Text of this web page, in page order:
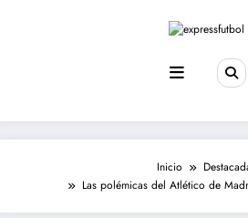
Inicio
Las polémicas del Atlético de